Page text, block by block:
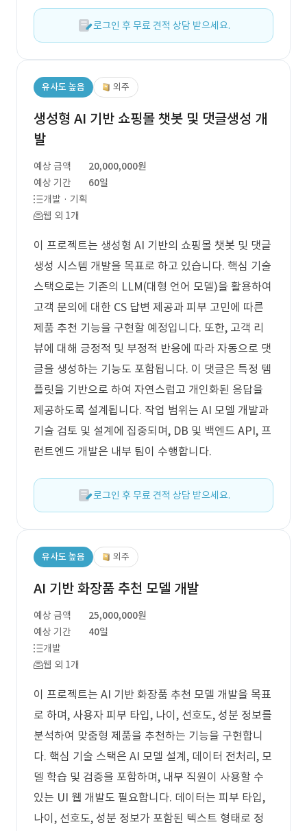
로그인 후 무료 견적 상담 받으세요.
유사도 높음 외주
생성형 AI 기반 쇼핑몰 챗봇 및 댓글생성 개
발
예상 금액
20,000,000원
예상 기간
60일
개발 · 기획
웹 외 1개
이 프로젝트는 생성형 AI 기반의 쇼핑몰 챗봇 및 댓글
생성 시스템 개발을 목표로 하고 있습니다. 핵심 기술
스택으로는 기존의 LLM(대형 언어 모델)을 활용하여
고객 문의에 대한 CS 답변 제공과 피부 고민에 따른
제품 추천 기능을 구현할 예정입니다. 또한, 고객 리
뷰에 대해 긍정적 및 부정적 반응에 따라 자동으로 댓
글을 생성하는 기능도 포함됩니다. 이 댓글은 특정 템
플릿을 기반으로 하여 자연스럽고 개인화된 응답을
제공하도록 설계됩니다. 작업 범위는 AI 모델 개발과
기술 검토 및 설계에 집중되며, DB 및 백엔드 API, 프
런트엔드 개발은 내부 팀이 수행합니다.
로그인 후 무료 견적 상담 받으세요.
유사도 높음 외주
AI 기반 화장품 추천 모델 개발
예상 금액
25,000,000원
예상 기간
40일
개발
웹 외 1개
이 프로젝트는 AI 기반 화장품 추천 모델 개발을 목표
로 하며, 사용자 피부 타입, 나이, 선호도, 성분 정보를
분석하여 맞춤형 제품을 추천하는 기능을 구현합니
다. 핵심 기술 스택은 AI 모델 설계, 데이터 전처리, 모
델 학습 및 검증을 포함하며, 내부 직원이 사용할 수
있는 UI 웹 개발도 필요합니다. 데이터는 피부 타입,
나이, 선호도, 성분 정보가 포함된 텍스트 형태로 정